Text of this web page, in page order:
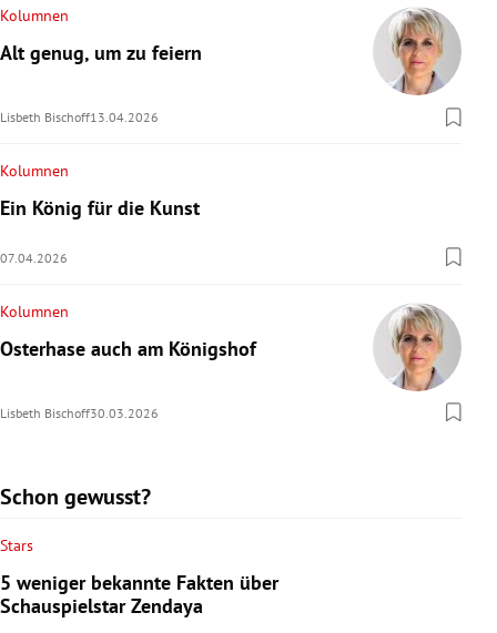
Kolumnen
Alt genug, um zu feiern
Lisbeth Bischoff13.04.2026
Kolumnen
Ein König für die Kunst
07.04.2026
Kolumnen
Osterhase auch am Königshof
Lisbeth Bischoff30.03.2026
Schon gewusst?
Stars
5 weniger bekannte Fakten über
Schauspielstar Zendaya